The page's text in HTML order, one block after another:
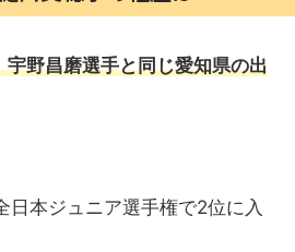
野昌磨選手と同じ愛知県の出
日本ジュニア選手権で2位に入